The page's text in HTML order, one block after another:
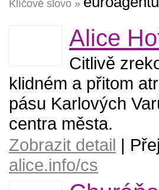
Klíčové slovo »
Alice
Citlivě
klidném a přitom
pásu Karlových
centra města.
Zobrazit detail |
alice.info/cs